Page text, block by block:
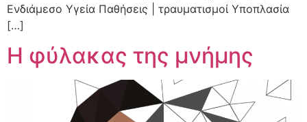
Ενδιάμεσο Υγεία Παθήσεις | τραυματισμοί Υποπλασία
[…]
Η φύλακας της μνήμης